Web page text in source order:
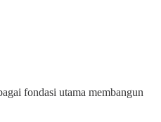
fondasi utama membangun